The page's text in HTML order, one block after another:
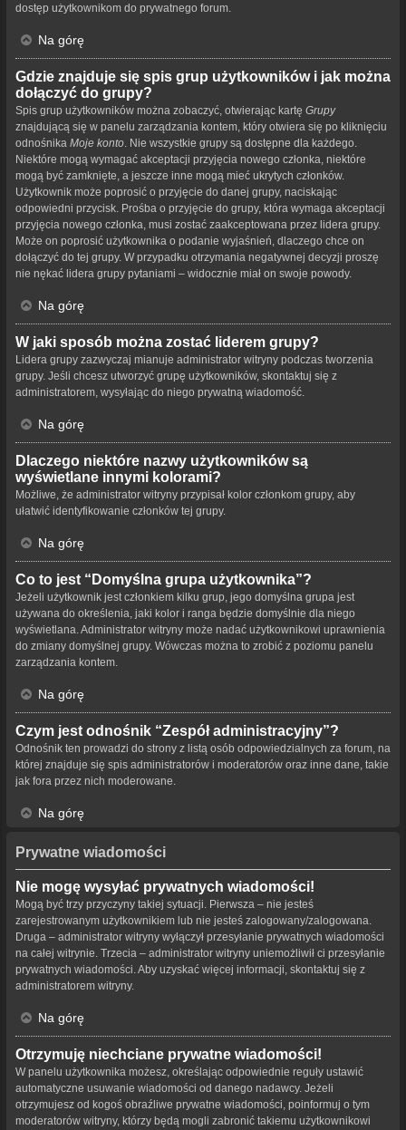
dostęp użytkownikom do prywatnego forum.
Na górę
Gdzie znajduje się spis grup użytkowników i jak można
dołączyć do grupy?
Spis grup użytkowników można zobaczyć, otwierając kartę Grupy
znajdującą się w panelu zarządzania kontem, który otwiera się po kliknięciu
odnośnika Moje konto. Nie wszystkie grupy są dostępne dla każdego.
Niektóre mogą wymagać akceptacji przyjęcia nowego członka, niektóre
mogą być zamknięte, a jeszcze inne mogą mieć ukrytych członków.
Użytkownik może poprosić o przyjęcie do danej grupy, naciskając
odpowiedni przycisk. Prośba o przyjęcie do grupy, która wymaga akceptacji
przyjęcia nowego członka, musi zostać zaakceptowana przez lidera grupy.
Może on poprosić użytkownika o podanie wyjaśnień, dlaczego chce on
dołączyć do tej grupy. W przypadku otrzymania negatywnej decyzji proszę
nie nękać lidera grupy pytaniami – widocznie miał on swoje powody.
Na górę
W jaki sposób można zostać liderem grupy?
Lidera grupy zazwyczaj mianuje administrator witryny podczas tworzenia
grupy. Jeśli chcesz utworzyć grupę użytkowników, skontaktuj się z
administratorem, wysyłając do niego prywatną wiadomość.
Na górę
Dlaczego niektóre nazwy użytkowników są
wyświetlane innymi kolorami?
Możliwe, że administrator witryny przypisał kolor członkom grupy, aby
ułatwić identyfikowanie członków tej grupy.
Na górę
Co to jest “Domyślna grupa użytkownika”?
Jeżeli użytkownik jest członkiem kilku grup, jego domyślna grupa jest
używana do określenia, jaki kolor i ranga będzie domyślnie dla niego
wyświetlana. Administrator witryny może nadać użytkownikowi uprawnienia
do zmiany domyślnej grupy. Wówczas można to zrobić z poziomu panelu
zarządzania kontem.
Na górę
Czym jest odnośnik “Zespół administracyjny”?
Odnośnik ten prowadzi do strony z listą osób odpowiedzialnych za forum, na
której znajduje się spis administratorów i moderatorów oraz inne dane, takie
jak fora przez nich moderowane.
Na górę
Prywatne wiadomości
Nie mogę wysyłać prywatnych wiadomości!
Mogą być trzy przyczyny takiej sytuacji. Pierwsza – nie jesteś
zarejestrowanym użytkownikiem lub nie jesteś zalogowany/zalogowana.
Druga – administrator witryny wyłączył przesyłanie prywatnych wiadomości
na całej witrynie. Trzecia – administrator witryny uniemożliwił ci przesyłanie
prywatnych wiadomości. Aby uzyskać więcej informacji, skontaktuj się z
administratorem witryny.
Na górę
Otrzymuję niechciane prywatne wiadomości!
W panelu użytkownika możesz, określając odpowiednie reguły ustawić
automatyczne usuwanie wiadomości od danego nadawcy. Jeżeli
otrzymujesz od kogoś obraźliwe prywatne wiadomości, poinformuj o tym
moderatorów witryny, którzy będą mogli zabronić takiemu użytkownikowi